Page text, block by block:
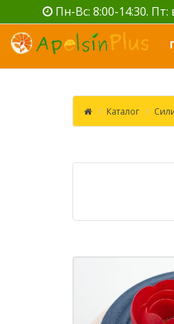
Пн-Вс: 8:00-14:30.
Каталог